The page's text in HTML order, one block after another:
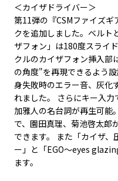
＜カイザドライバー＞
第11弾の『CSMファイズ
クを追加しました。ベルト
ザフォン」は180度スライ
クルのカイザフォン挿入部
の角度"を再現できるよう
身失敗時のエラー音、灰化
れました。 さらにキー入
加雅人の名台詞が再生可能
で、園田真理、菊池啓太郎
できます。 また「カイザ
ー」と「EGO～eyes
ます。